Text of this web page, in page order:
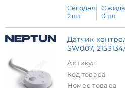
Сегодня
2 шт
0 шт
Датчик
SW007,
Артикул
Код товара
Номер товара